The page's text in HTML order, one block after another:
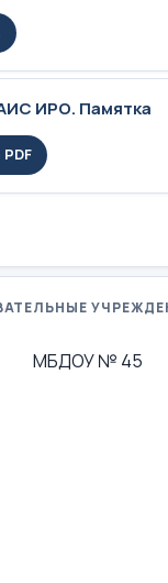
ИРО. Памятка
МБДОУ № 45